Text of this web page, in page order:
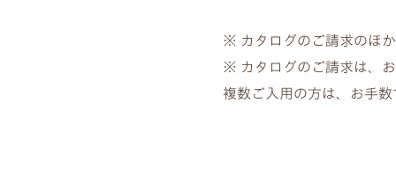
※ カタログのご請求のほ
※ カタログのご請求は、
複数ご入用の方は、お手